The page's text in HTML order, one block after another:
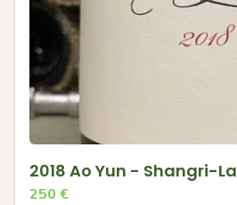
2018 Ao Yun - Shangri-La
250 €